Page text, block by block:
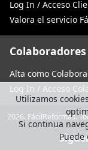
Utilizamos
Si continua
Log In / Acceso
Valora el servicio
Colaboradores
Alta como
Log In / Acceso
2026. FácilReformas.